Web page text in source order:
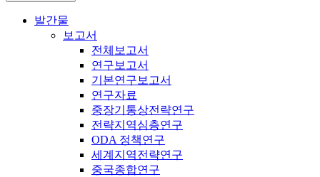
발간물
보고서
전체보고서
연구보고서
기본연구보고서
연구자료
중장기통상전략연구
전략지역심층연구
ODA 정책연구
세계지역전략연구
중국종합연구